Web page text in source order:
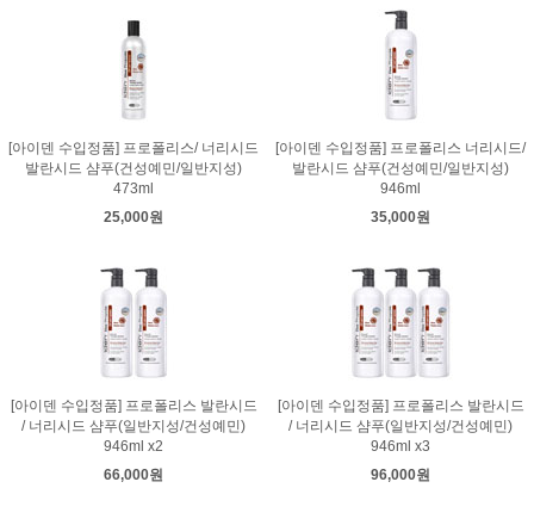
[아이덴 수입정품] 프로폴리스/ 너리시드
발란시드 샴푸(건성예민/일반지성)
473ml
25,000원
[아이덴 수입정품] 프로폴리스 너리시드/
발란시드 샴푸(건성예민/일반지성)
946ml
35,000원
[아이덴 수입정품] 프로폴리스 발란시드
/ 너리시드 샴푸(일반지성/건성예민)
946ml x2
66,000원
[아이덴 수입정품] 프로폴리스 발란시드
/ 너리시드 샴푸(일반지성/건성예민)
946ml x3
96,000원